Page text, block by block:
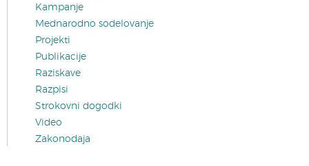
Kampanje
Mednarodno sodelovanje
Projekti
Publikacije
Raziskave
Razpisi
Strokovni dogodki
Video
Zakonodaja